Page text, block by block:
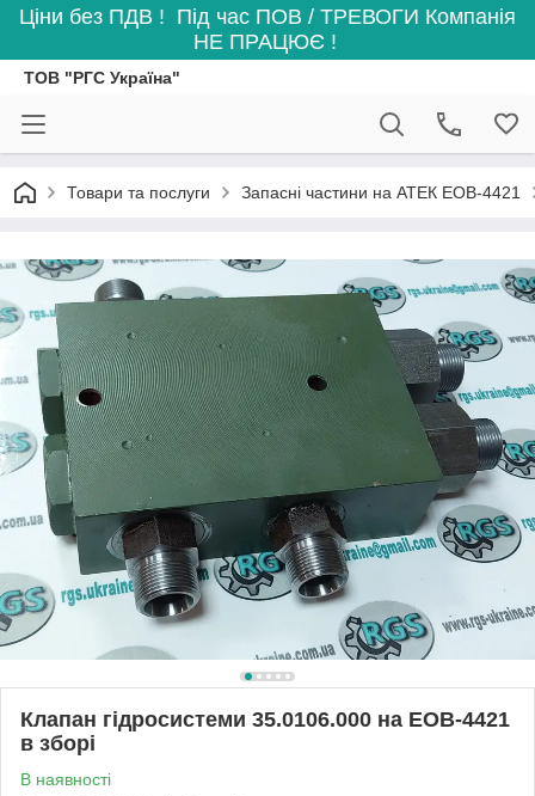
Ціни без ПДВ ! Під час ПОВ / ТРЕВОГИ Компанія
НЕ ПРАЦЮЄ !
ТОВ "РГС Україна"
Товари та послуги Запасні частини на АТЕК ЕОВ-4421
Клапан гідросистеми 35.0106.000 на ЕОВ-4421
в зборі
В наявності